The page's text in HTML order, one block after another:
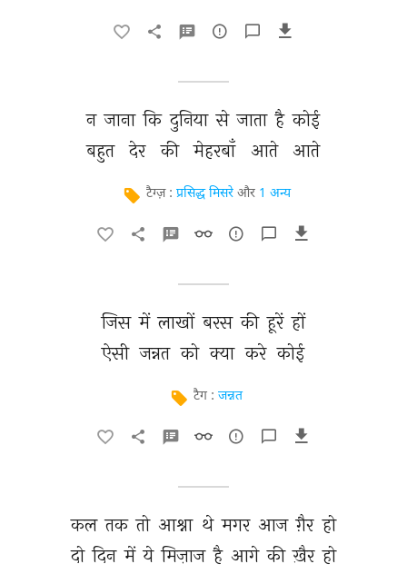
न जाना कि दुनिया से जाता है कोई
बहुत
देर की मेहरबाँ आते आते
टैग्ज़ : प्रसिद्ध मिसरे और 1 अन्य
जिस में लाखों बरस की हूरें हों
ऐसी जन्नत को क्या करे कोई
टैग : जन्नत
कल तक तो आश्ना थे मगर आज ग़ैर हो
दो दिन में ये मिज़ाज है आगे की ख़ैर हो